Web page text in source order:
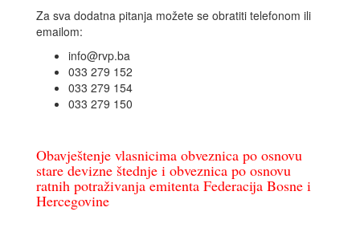
Za sva dodatna pitanja možete se obratiti telefonom ili
emailom:
info@rvp.ba
033 279 152
033 279 154
033 279 150
Obavještenje vlasnicima obveznica po osnovu
stare devizne štednje i obveznica po osnovu
ratnih potraživanja emitenta Federacija Bosne i
Hercegovine